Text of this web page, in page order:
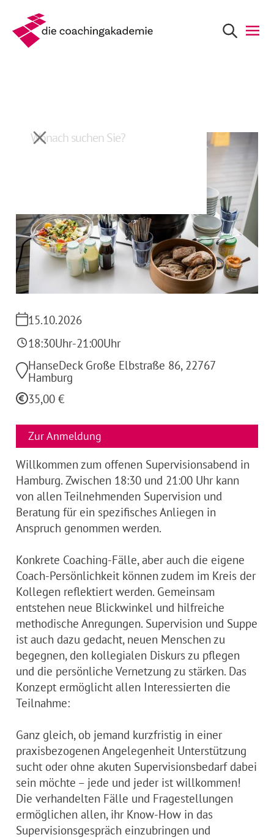
15.10.2026
18:30Uhr-21:00Uhr
HanseDeck Große Elbstraße 86, 22767
Hamburg
35,00 €
Zur Anmeldung
Willkommen zum offenen Supervisionsabend in
Hamburg. Zwischen 18:30 und 21:00 Uhr kann
von allen Teilnehmenden Supervision und
Beratung für ein spezifisches Anliegen in
Anspruch genommen werden.
Konkrete Coaching-Fälle, aber auch die eigene
Coach-Persönlichkeit können zudem im Kreis der
Kollegen reflektiert werden. Gemeinsam
entstehen neue Blickwinkel und hilfreiche
methodische Anregungen. Supervision und Suppe
ist auch dazu gedacht, neuen Menschen zu
begegnen, den kollegialen Diskurs zu pflegen
und die persönliche Vernetzung zu stärken. Das
Konzept ermöglicht allen Interessierten die
Teilnahme:
Ganz gleich, ob jemand kurzfristig in einer
praxisbezogenen Angelegenheit Unterstützung
sucht oder ohne akuten Supervisionsbedarf dabei
sein möchte – jede und jeder ist willkommen!
Die verhandelten Fälle und Fragestellungen
ermöglichen allen, ihr Know-How in das
Supervisionsgespräch einzubringen und